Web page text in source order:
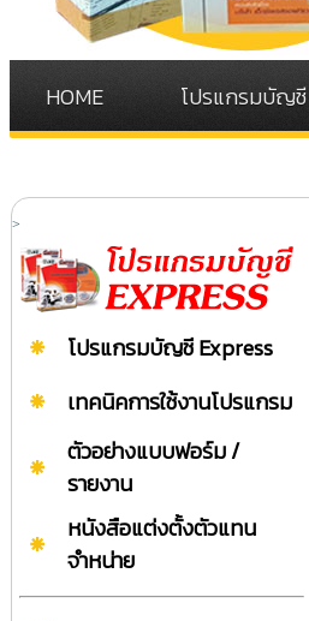
HOME โปรแกรมบัญชี
>
โปรแกรมบัญชี Express
เทคนิคการใช้งานโปรแกรม
ตัวอย่างแบบฟอร์ม /
รายงาน
หนังสือแต่งตั้งตัวแทน
จำหน่าย